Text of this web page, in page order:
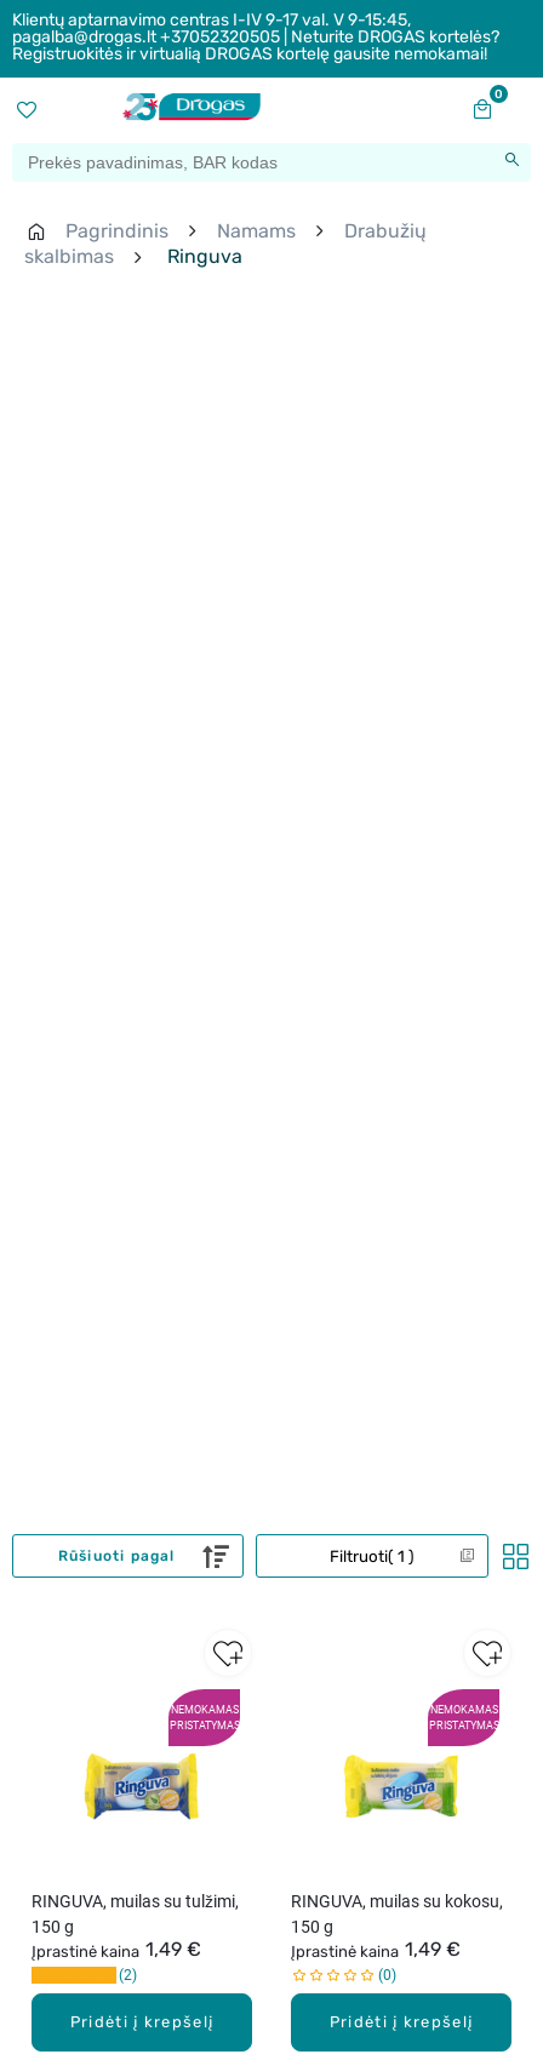
Klientų aptarnavimo centras I-IV 9-17 val. V 9-15:45,
pagalba@drogas.lt +37052320505 | Neturite DROGAS kortelės?
Registruokitės ir virtualią DROGAS kortelę gausite nemokamai!
0
Pagrindinis Namams
Drabužių
skalbimas
Ringuva
Filtruoti 1
Rūšiuoti pagal
NEMOKAMAS
PRISTATYMAS
Pridėti į krepšelį
RINGUVA, muilas su tulžimi,
150 g
Įprastinė kaina 1,49 €
2
NEMOKAMAS
PRISTATYMAS
Pridėti į krepšelį
RINGUVA, muilas su kokosu,
150 g
Įprastinė kaina 1,49 €
0